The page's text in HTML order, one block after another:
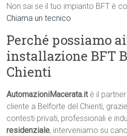
Non sai se il tuo impianto BFT è
Chiama un tecnico
Perché possiamo
installazione BFT
Chienti
AutomazioniMacerata.itè il
cliente a Belforte del Chienti,
contesti privati, professionali e
residenziale, interveniamo su